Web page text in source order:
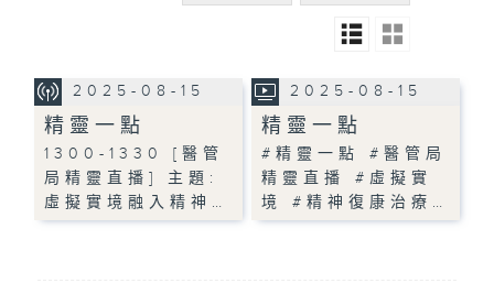
2025-08-15
精靈一點
1300-1330 [醫管
局精靈直播] 主題:
虛擬實境融入精神…
2025-08-15
精靈一點
#精靈一點 #醫管局
精靈直播 #虛擬實
境 #精神復康治療…